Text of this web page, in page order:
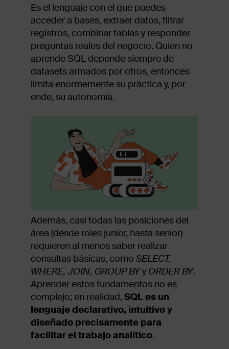
Es el lenguaje con el que puedes
acceder a bases, extraer datos, filtrar
registros, combinar tablas y responder
preguntas reales del negocio. Quien no
aprende SQL depende siempre de
datasets armados por otros, entonces
limita enormemente su práctica y, por
ende, su autonomía.
Además, casi todas las posiciones del
área (desde roles junior, hasta senior)
requieren al menos saber realizar
consultas básicas, como SELECT,
WHERE, JOIN, GROUP BYy ORDER BY.
Aprender estos fundamentos no es
complejo; en realidad, SQL es un
lenguaje declarativo, intuitivo y
diseñado precisamente para
facilitar el trabajo analítico.